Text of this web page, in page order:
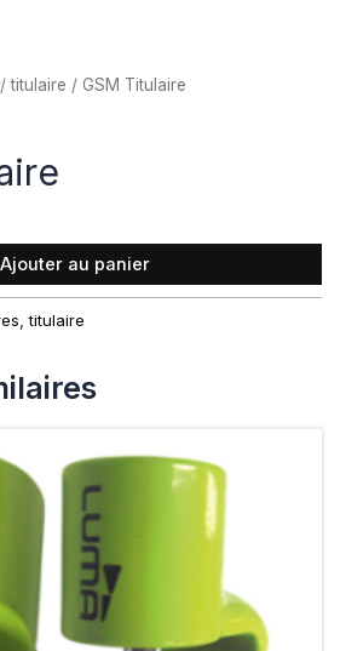
/titulaire / GSM Titulaire
Ajouter au panier
,titulaire
de
€11.95
à
€12.95
produit
a
plusieurs
variations.
Les
options
peuvent